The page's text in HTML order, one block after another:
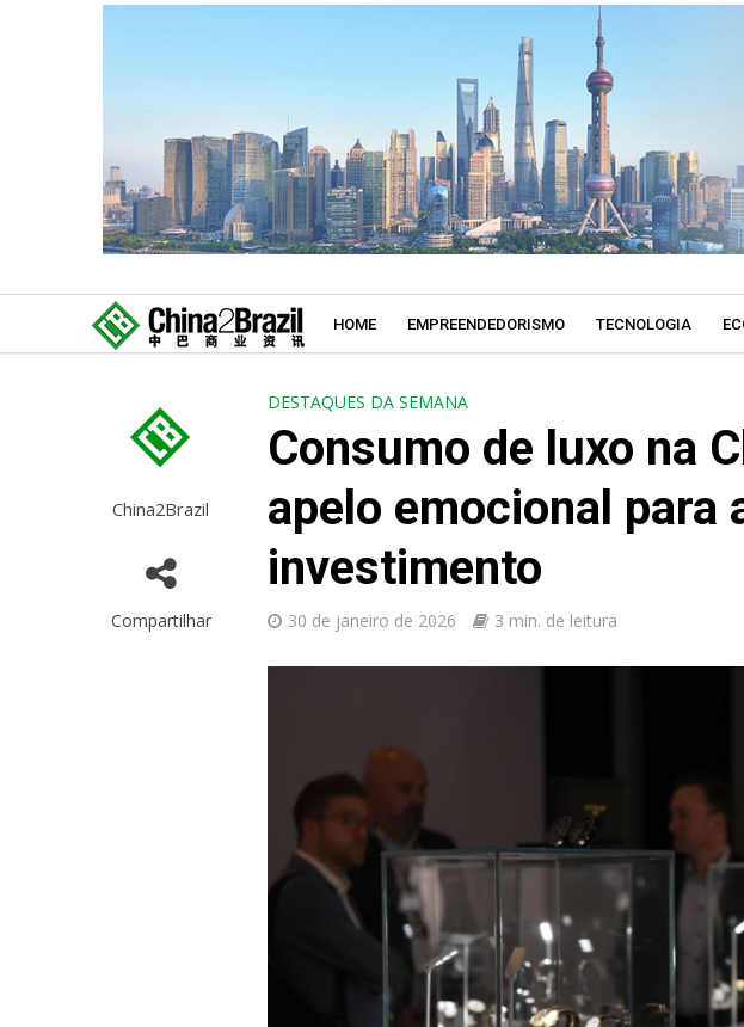
HOME EMPREENDEDORISMO TECNOLOGIA
China2Brazil
Compartilhar
DESTAQUES DA SEMANA
Consumo de luxo na
apelo emocional para
investimento
30 de janeiro de 2026 3 min. de leitura